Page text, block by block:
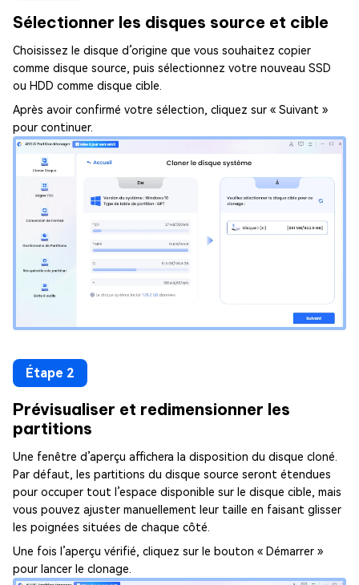
Sélectionner les disques source et cible
Choisissez le disque d’origine que vous souhaitez copier
comme disque source, puis sélectionnez votre nouveau SSD
ou HDD comme disque cible.
Après avoir confirmé votre sélection, cliquez sur « Suivant »
pour continuer.
Étape 2
Prévisualiser et redimensionner les
partitions
Une fenêtre d’aperçu affichera la disposition du disque cloné.
Par défaut, les partitions du disque source seront étendues
pour occuper tout l’espace disponible sur le disque cible, mais
vous pouvez ajuster manuellement leur taille en faisant glisser
les poignées situées de chaque côté.
Une fois l’aperçu vérifié, cliquez sur le bouton « Démarrer »
pour lancer le clonage.